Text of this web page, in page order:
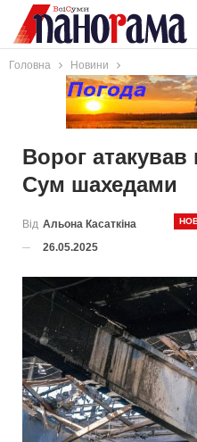
Головна Новини
Ворог атакував
Сум шахедами
Від Альона Касаткіна
26.05.2025